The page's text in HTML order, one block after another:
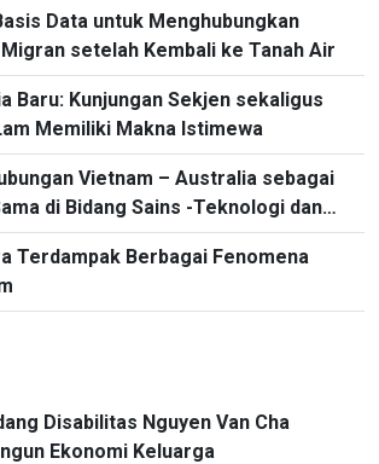
Data untuk Menghubungkan
setelah Kembali ke Tanah Air
Baru: Kunjungan Sekjen sekaligus
Memiliki Makna Istimewa
Vietnam – Australia sebagai
di Bidang Sains -Teknologi dan
Terdampak Berbagai Fenomena
Disabilitas Nguyen Van Cha
Ekonomi Keluarga